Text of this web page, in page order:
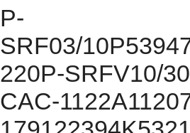
P-
SRF03/
220P-SRFV10/30
CAC-